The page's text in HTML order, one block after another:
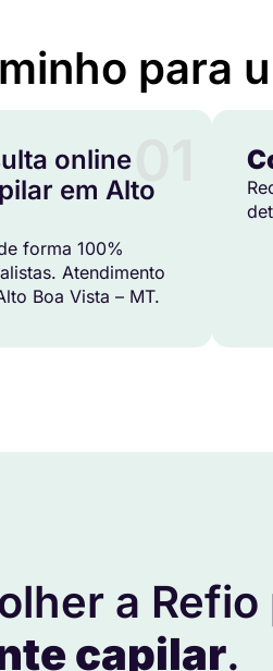
para
online
em Alto
forma 100%
Atendimento
Boa Vista – MT.
a Refio
capilar.